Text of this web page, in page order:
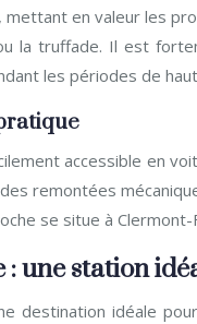
mettant en valeur les
la truffade. Il est
les périodes de
accessible en
remontées
se situe à
une station
destination idéale